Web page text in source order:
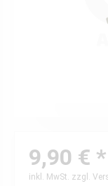
9,90 € *
inkl. MwSt. zzgl.